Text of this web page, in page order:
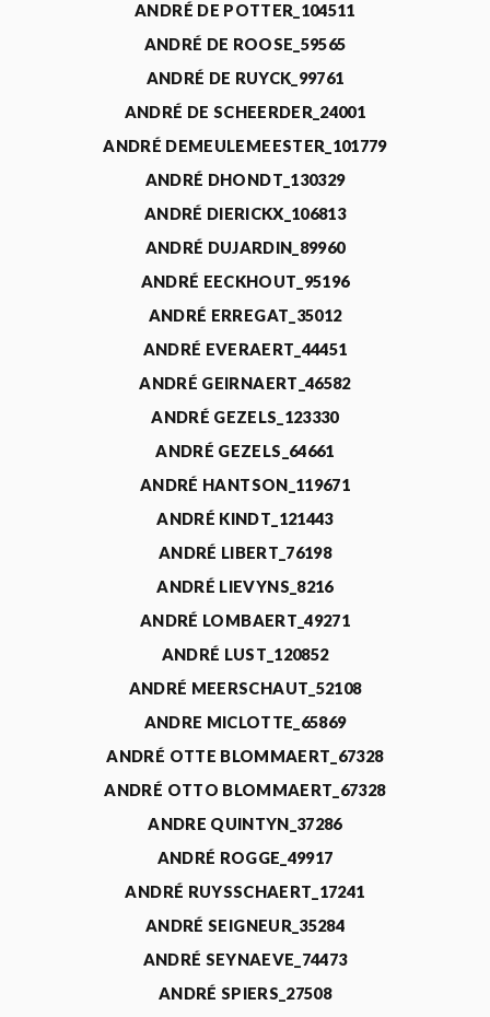
ANDRÉ DE POTTER_104511
ANDRÉ DE ROOSE_59565
ANDRÉ DE RUYCK_99761
ANDRÉ DE SCHEERDER_24001
ANDRÉ DEMEULEMEESTER_101779
ANDRÉ DHONDT_130329
ANDRÉ DIERICKX_106813
ANDRÉ DUJARDIN_89960
ANDRÉ EECKHOUT_95196
ANDRÉ ERREGAT_35012
ANDRÉ EVERAERT_44451
ANDRÉ GEIRNAERT_46582
ANDRÉ GEZELS_123330
ANDRÉ GEZELS_64661
ANDRÉ HANTSON_119671
ANDRÉ KINDT_121443
ANDRÉ LIBERT_76198
ANDRÉ LIEVYNS_8216
ANDRÉ LOMBAERT_49271
ANDRÉ LUST_120852
ANDRÉ MEERSCHAUT_52108
ANDRE MICLOTTE_65869
ANDRÉ OTTE BLOMMAERT_67328
ANDRÉ OTTO BLOMMAERT_67328
ANDRE QUINTYN_37286
ANDRÉ ROGGE_49917
ANDRÉ RUYSSCHAERT_17241
ANDRÉ SEIGNEUR_35284
ANDRÉ SEYNAEVE_74473
ANDRÉ SPIERS_27508